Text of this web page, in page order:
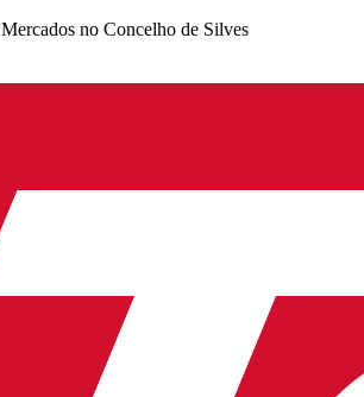
no Concelho de Silves